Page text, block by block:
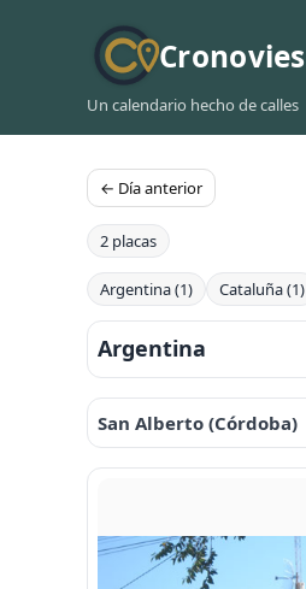
Cronovies
Un calendario hecho de calles
← Día anterior
2 placas
Argentina (1) Cataluña (1)
Argentina
San Alberto (Córdoba)